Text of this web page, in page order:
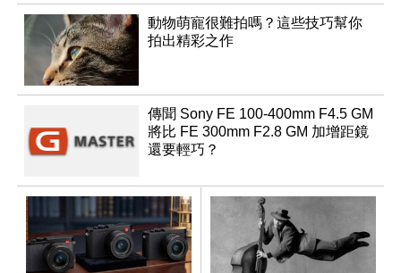
動物萌寵很難拍嗎？這些技巧幫你
拍出精彩之作
傳聞 Sony FE 100-400mm F4.5 GM
將比 FE 300mm F2.8 GM 加增距鏡
還要輕巧？